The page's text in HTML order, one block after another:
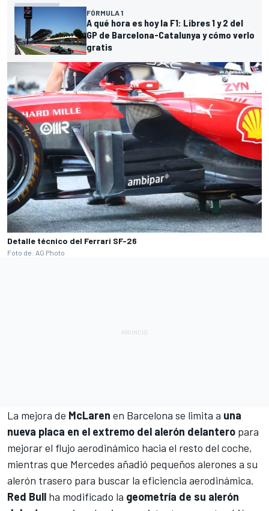
FÓRMULA 1
A qué hora es hoy la F1: Libres 1 y 2 del
GP de Barcelona-Catalunya y cómo verlo
gratis
Detalle técnico del Ferrari SF-26
Foto de: AG Photo
La mejora de McLaren en Barcelona se limita a una
nueva placa en el extremo del alerón delantero para
mejorar el flujo aerodinámico hacia el resto del coche,
mientras que Mercedes añadió pequeños alerones a su
alerón trasero para buscar la eficiencia aerodinámica.
Red Bull ha modificado la geometría de su alerón